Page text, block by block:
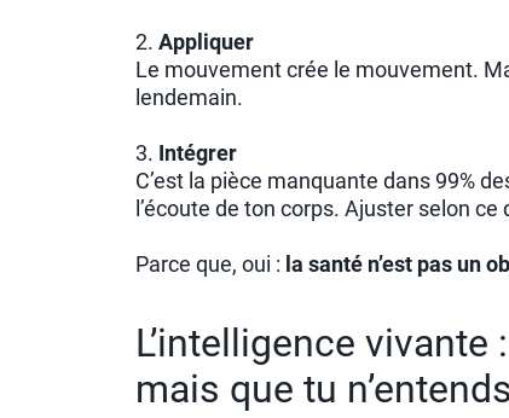
2. Appliquer
Le mouvement crée le mouvement.
lendemain.
3. Intégrer
C’est la pièce manquante dans 99%
l’écoute de ton corps. Ajuster selon
Parce que, oui : la santé n’est pas un
L’intelligence
mais que tu